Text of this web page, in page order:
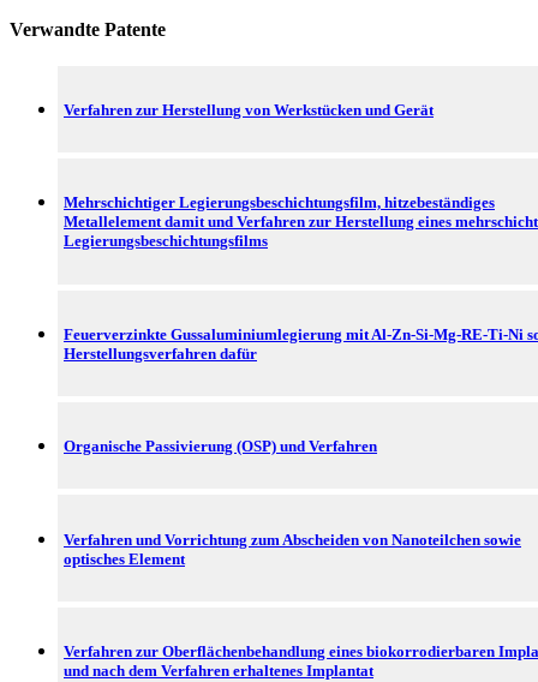
Verwandte Patente
Verfahren zur Herstellung von Werkstücken und Gerät
Mehrschichtiger Legierungsbeschichtungsfilm, hitzebeständiges
Metallelement damit und Verfahren zur Herstellung eines
Legierungsbeschichtungsfilms
Feuerverzinkte Gussaluminiumlegierung mit Al-Zn-Si-Mg-RE-Ti-Ni
Herstellungsverfahren dafür
Organische Passivierung (OSP) und Verfahren
Verfahren und Vorrichtung zum Abscheiden von Nanoteilchen sowie
optisches Element
Verfahren zur Oberflächenbehandlung eines biokorrodierbaren
und nach dem Verfahren erhaltenes Implantat